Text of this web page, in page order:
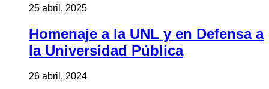
25 abril, 2025
Homenaje a la UNL y en Defensa a
la Universidad Pública
26 abril, 2024